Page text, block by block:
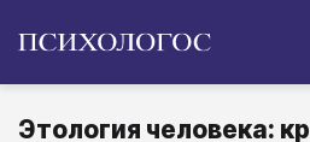
Этология человека: